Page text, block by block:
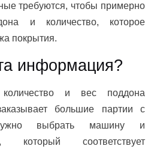
требуются, чтобы примерно
и количество, которое
покрытия.
информация?
и вес поддона
большие партии с
выбрать машину и
который соответствует